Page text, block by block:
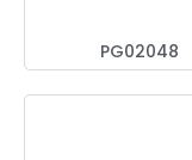
PG02048